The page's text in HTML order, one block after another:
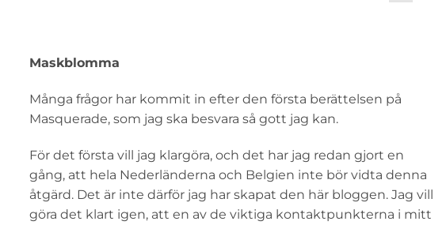
Maskblomma
Många frågor har kommit in efter den första berättelsen på
Masquerade, som jag ska besvara så gott jag kan.
För det första vill jag klargöra, och det har jag redan gjort en
gång, att hela Nederländerna och Belgien inte bör vidta denna
åtgärd. Det är inte därför jag har skapat den här bloggen. Jag vill
göra det klart igen, att en av de viktiga kontaktpunkterna i mitt